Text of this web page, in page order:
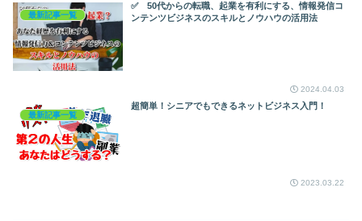
最新記事一覧
✅ 50代からの転職、起業を有利にする、情報発信コ
ンテンツビジネスのスキルとノウハウの活用法
2024.04.03
最新記事一覧
超簡単！シニアでもできるネットビジネス入門！
2023.03.22